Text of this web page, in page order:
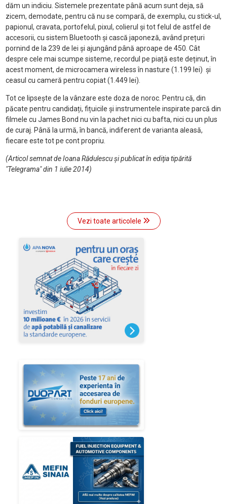
dăm un indiciu. Sistemele prezentate până acum sunt deja, să
zicem, demodate, pentru că nu se compară, de exemplu, cu stick-ul,
papionul, cravata, portofelul, pixul, colierul și tot felul de astfel de
accesorii, cu sistem Bluetooth și cască japoneză, având prețuri
pornind de la 239 de lei și ajungând până aproape de 450. Cât
despre cele mai scumpe sisteme, recordul pe piață este deținut, în
acest moment, de microcamera wireless în nasture (1.199 lei) și
ceasul cu cameră pentru copiat (1.449 lei).
Tot ce lipsește de la vânzare este doza de noroc. Pentru că, din
păcate pentru candidați, fițuicile și instrumentele inspirate parcă din
filmele cu James Bond nu vin la pachet nici cu bafta, nici cu un plus
de curaj. Până la urmă, în bancă, indiferent de varianta aleasă,
fiecare este tot pe cont propriu.
(Articol semnat de Ioana Rădulescu şi publicat în ediţia tipărită
"Telegrama" din 1 iulie 2014)
Vezi toate articolele